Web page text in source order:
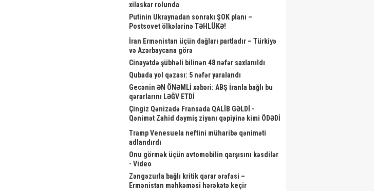
xilaskar rolunda
Putinin Ukraynadan sonrakı ŞOK planı –
Postsovet ölkələrinə TƏHLÜKƏ!
İran Ermənistan üçün dağları partladır – Türkiyə
və Azərbaycana görə
Cinayətdə şübhəli bilinən 48 nəfər saxlanıldı
Qubada yol qəzası: 5 nəfər yaralandı
Gecənin ƏN ÖNƏMLİ xəbəri: ABŞ İranla bağlı bu
qərarlarını LƏĞV ETDİ
Çingiz Qənizadə Fransada QALİB GƏLDİ -
Qənimət Zahid dəymiş ziyanı qəpiyinə kimi ÖDƏDİ
Tramp Venesuela neftini müharibə qəniməti
adlandırdı
Onu görmək üçün avtomobilin qarşısını kəsdilər
- Video
Zəngəzurla bağlı kritik qərar ərəfəsi –
Ermənistan məhkəməsi hərəkətə keçir